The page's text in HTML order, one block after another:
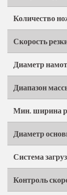
Количество
Скорость
Диаметр
Диапазон
Мин. ширина
Диаметр
Система
Контроль